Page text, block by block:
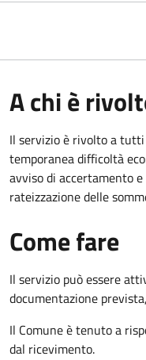
A chi è
Il servizio è rivolto a
temporanea difficoltà
avviso di accertamento
rateizzazione delle
Come fare
Il servizio può essere
documentazione
Il Comune è tenuto a
dal ricevimento.